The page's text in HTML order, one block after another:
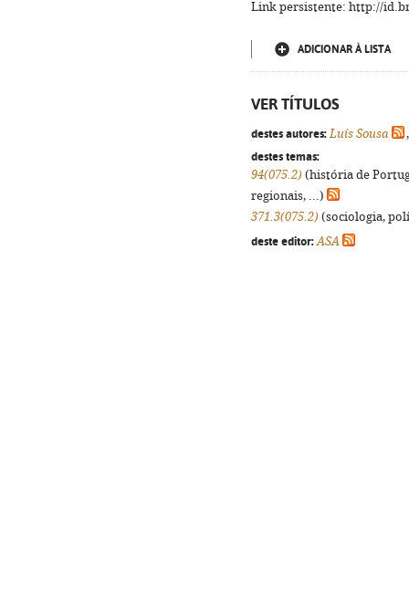
Link persistente: http://
ADICIONAR À LISTA
VER TÍTULOS
destes autores: Luís Sousa
destes temas:
94(075.2) (história de
regionais, ...)
371.3(075.2) (sociologia,
deste editor: ASA